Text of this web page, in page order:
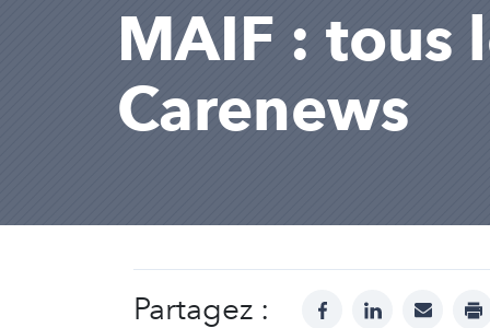
MAIF : tous
Carenews
Partagez : facebooklinkedinmail